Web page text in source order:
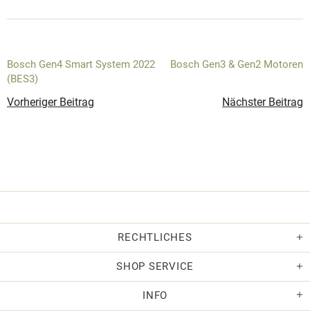
Bosch Gen4 Smart System 2022
(BES3)
Vorheriger Beitrag
Bosch Gen3 & Gen2 Motoren
Nächster Beitrag
RECHTLICHES
SHOP SERVICE
INFO